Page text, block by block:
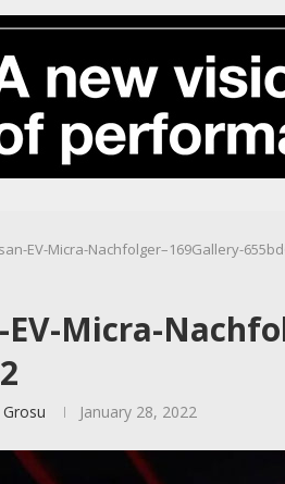
EV-Micra-Nachfolger–169Gallery-
EV-Micra-
January 28, 2022